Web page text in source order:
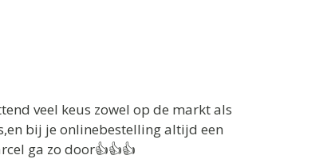
veel keus zowel op de markt als
bij je onlinebestelling altijd een
ga zo door👍👍👍